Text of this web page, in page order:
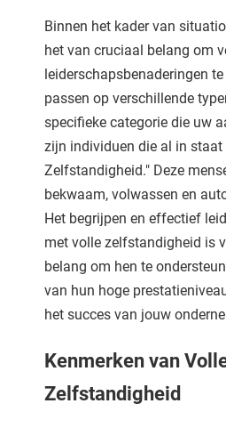
Binnen het kader van
het van cruciaal belang om
leiderschapsbenaderingen
passen op verschillende
specifieke categorie die uw
zijn individuen die al in
Zelfstandigheid." Deze
bekwaam, volwassen en
Het begrijpen en effectief
met volle zelfstandigheid is
belang om hen te
van hun hoge
het succes van jouw
Kenmerken van
Zelfstandigheid
en
kan de
worden
over
op